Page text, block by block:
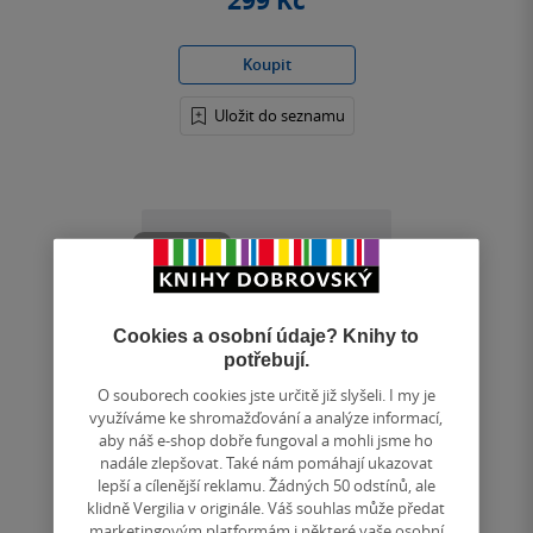
Koupit
Uložit do seznamu
Nedostupné
Cookies a osobní údaje? Knihy to
potřebují.
O souborech cookies jste určitě již slyšeli. I my je
využíváme ke shromažďování a analýze informací,
aby náš e-shop dobře fungoval a mohli jsme ho
nadále zlepšovat. Také nám pomáhají ukazovat
lepší a cílenější reklamu. Žádných 50 odstínů, ale
klidně Vergilia v originále. Váš souhlas může předat